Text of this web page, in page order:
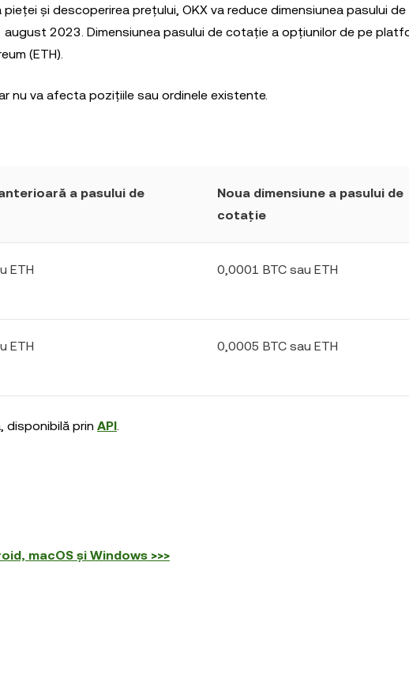
și descoperirea prețului, OKX va reduce dimensiunea pasului
2023. Dimensiunea pasului de cotație a opțiunilor de pe
(ETH).
nu va afecta pozițiile sau ordinele existente.
a pasului de
Noua dimensiune a pasului de
cotație
ETH 0,0001 BTC sau ETH
ETH 0,0005 BTC sau ETH
disponibilă prin API.
macOS și Windows >>>